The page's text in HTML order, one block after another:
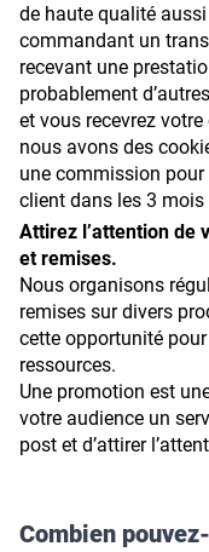
de haute qualité
commandant un
recevant une
probablement
et vous recevrez
nous avons des
une commission
client dans les 3
Attirez l’attention de
et remises.
Nous organisons
remises sur divers
cette opportunité
ressources.
Une promotion est
votre audience un
post et d’attirer
Combien